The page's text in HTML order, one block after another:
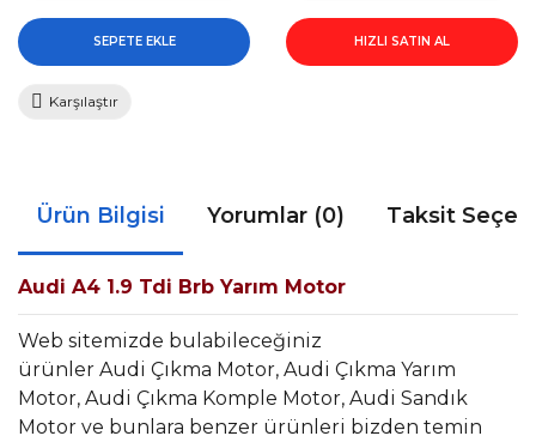
SEPETE EKLE HIZLI SATIN AL
Karşılaştır
Ürün Bilgisi Yorumlar (0) Taksit
Audi A4 1.9 Tdi Brb Yarım Motor
Web sitemizde bulabileceğiniz
ürünler Audi Çıkma Motor, Audi Çıkma Yarım
Motor, Audi Çıkma Komple Motor, Audi Sandık
Motor ve bunlara benzer ürünleri bizden temin